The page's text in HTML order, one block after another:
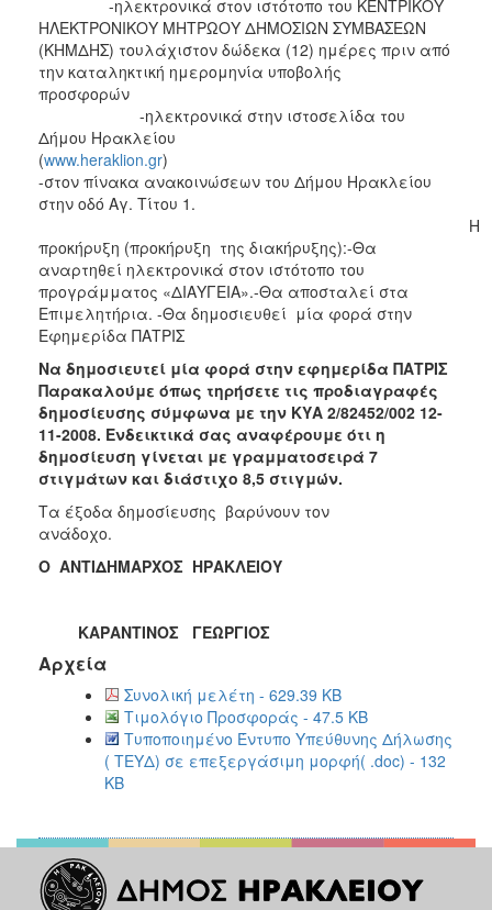
-ηλεκτρονικά στον ιστότοπο του ΚΕΝΤΡΙΚΟΥ
ΗΛΕΚΤΡΟΝΙΚΟΥ ΜΗΤΡΩΟΥ ΔΗΜΟΣΙΩΝ ΣΥΜΒΑΣΕΩΝ
(ΚΗΜΔΗΣ) τουλάχιστον δώδεκα (12) ημέρες πριν από
την καταληκτική ημερομηνία υποβολής
προσφορών
-ηλεκτρονικά στην ιστοσελίδα του
Δήμου Ηρακλείου
(www.heraklion.gr
-στον πίνακα ανακοινώσεων του Δήμου Ηρακλείου
στην οδό Αγ. Τίτου 1.
Η
προκήρυξη (προκήρυξη της διακήρυξης):-Θα
αναρτηθεί ηλεκτρονικά στον ιστότοπο του
προγράμματος «ΔΙΑΥΓΕΙΑ».-Θα αποσταλεί στα
Επιμελητήρια. -Θα δημοσιευθεί μία φορά στην
Εφημερίδα ΠΑΤΡΙΣ
Να δημοσιευτεί μία φορά στην εφημερίδα ΠΑΤΡΙΣ
Παρακαλούμε όπως τηρήσετε τις προδιαγραφές
δημοσίευσης σύμφωνα με την ΚΥΑ 2/82452/002 12-
11-2008. Ενδεικτικά σας αναφέρουμε ότι η
δημοσίευση γίνεται με γραμματοσειρά 7
στιγμάτων και διάστιχο 8,5 στιγμών.
Τα έξοδα δημοσίευσης βαρύνουν τον
ανάδοχο.
Ο ΑΝΤΙΔΗΜΑΡΧΟΣ ΗΡΑΚΛΕΙΟΥ
ΚΑΡΑΝΤΙΝΟΣ ΓΕΩΡΓΙΟΣ
Αρχεία
Συνολική μελέτη - 629.39 KB
Τιμολόγιο Προσφοράς - 47.5 KB
Τυποποιημένο Έντυπο Υπεύθυνης Δήλωσης
( ΤΕΥΔ) σε επεξεργάσιμη μορφή( .doc) - 132
KB